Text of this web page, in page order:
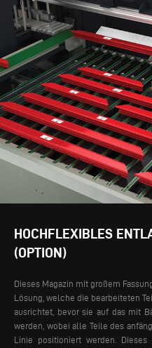
HOCHFLEXIBLES
(OPTION)
Dieses Magazin mit großem
Lösung, welche die bearbeiteten
ausrichtet, bevor sie auf das mit
werden, wobei alle Teile des
Linie positioniert werden.